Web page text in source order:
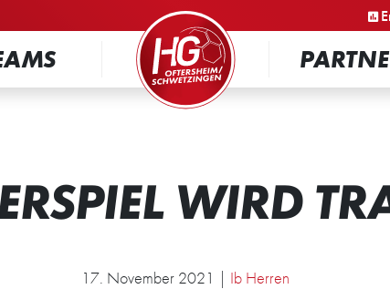
WIRD
17. November 2021 | Ib Herren